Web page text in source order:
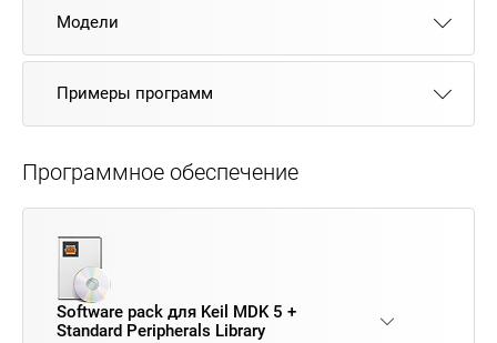
Модели
Примеры программ
Программное обеспечение
Software pack для Keil MDK 5 +
Standard Peripherals Library